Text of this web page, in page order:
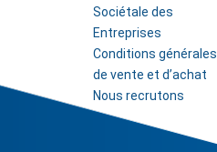
Sociétale des
Entreprises
Conditions générales
de vente et d’achat
Nous recrutons